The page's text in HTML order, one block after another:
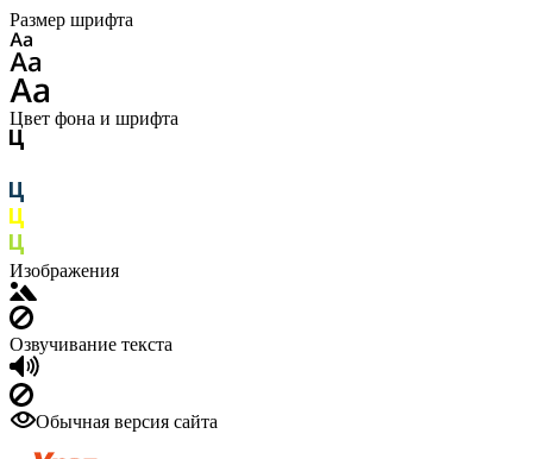
Размер шрифта
Цвет фона и шрифта
Изображения
Озвучивание текста
Обычная версия сайта